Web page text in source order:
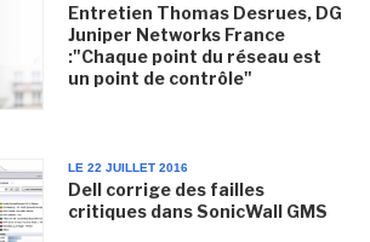
Entretien Thomas Desrues, DG
Juniper Networks France
:"Chaque point du réseau est
un point de contrôle"
LE 22 JUILLET 2016
Dell corrige des failles
critiques dans SonicWall GMS